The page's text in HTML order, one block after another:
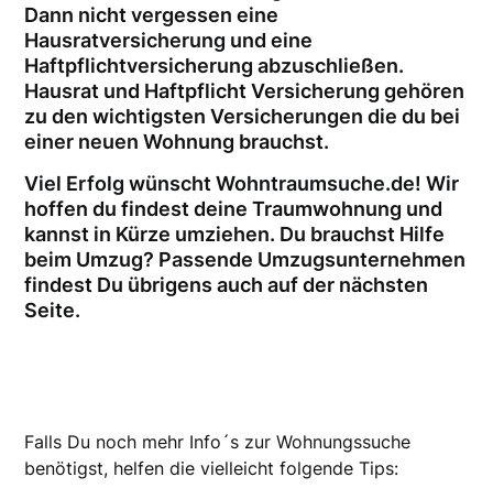
Dann nicht vergessen eine
Hausratversicherung und eine
Haftpflichtversicherung abzuschließen.
Hausrat und Haftpflicht Versicherung gehören
zu den wichtigsten Versicherungen die du bei
einer neuen Wohnung brauchst.
Viel Erfolg wünscht Wohntraumsuche.de! Wir
hoffen du findest deine Traumwohnung und
kannst in Kürze umziehen. Du brauchst Hilfe
beim Umzug? Passende Umzugsunternehmen
findest Du übrigens auch auf der nächsten
Seite.
Falls Du noch mehr Info´s zur Wohnungssuche
benötigst, helfen die vielleicht folgende Tips: